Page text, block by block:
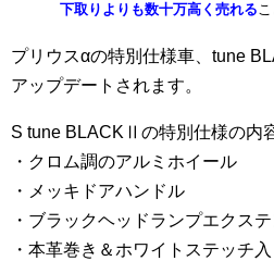
下取りよりも数十万高く売れる
プリウスαの特別仕様車、tune
アップデートされます。
S tune BLACKⅡの特別仕様の内
・クロム調のアルミホイール
・メッキドアハンドル
・ブラックヘッドランプエクス
・本革巻き＆ホワイトステッチ